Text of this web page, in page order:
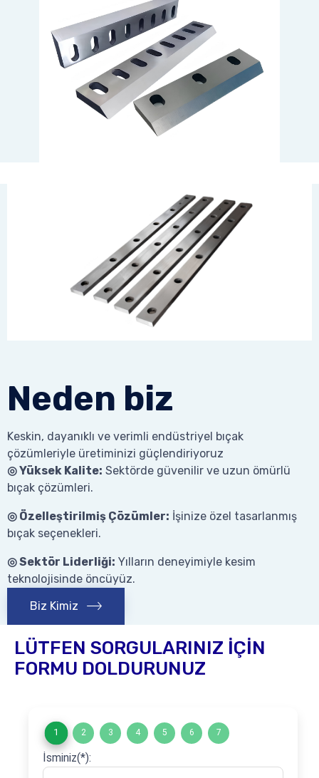
Neden biz
Keskin, dayanıklı ve verimli endüstriyel bıçak
çözümleriyle üretiminizi güçlendiriyoruz
◎ Yüksek Kalite: Sektörde güvenilir ve uzun ömürlü
bıçak çözümleri.
◎ Özelleştirilmiş Çözümler: İşinize özel tasarlanmış
bıçak seçenekleri.
◎ Sektör Liderliği: Yılların deneyimiyle kesim
teknolojisinde öncüyüz.
Biz Kimiz
LÜTFEN SORGULARINIZ İÇİN
FORMU DOLDURUNUZ
1 2 3 4 5 6 7
İsminiz(*):